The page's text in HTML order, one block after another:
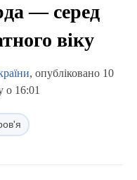
— серед
віку
, опубліковано 10
о 16:01